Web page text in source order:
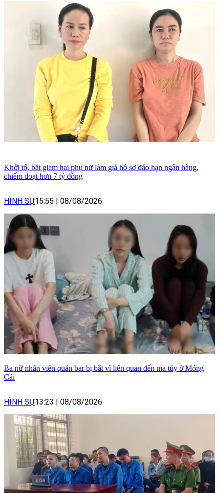
Khởi tố, bắt giam hai phụ nữ làm giả hồ sơ đáo hạn ngân hàng,
chiếm đoạt hơn 7 tỷ đồng
HÌNH SỰ15:55 | 08/08/2026
Ba nữ nhân viên quán bar bị bắt vì liên quan đến ma túy ở Móng
Cái
HÌNH SỰ13:23 | 08/08/2026